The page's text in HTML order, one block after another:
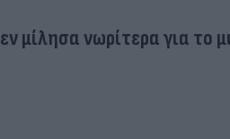
μίλησα νωρίτερα για το